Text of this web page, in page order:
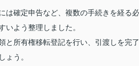
は確定申告など、複数の手続きを経る必
よう整理しました。
と所有権移転登記を行い、引渡しを完了
ょう。